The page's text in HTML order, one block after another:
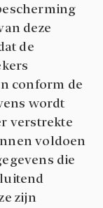
deze
de
conform de
wordt
verstrekte
voldoen
die
zijn